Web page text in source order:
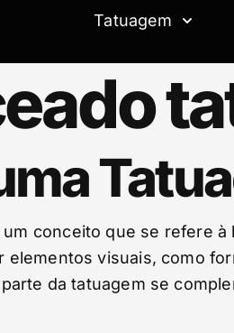
Tatuagem
conceito que se refere
elementos visuais, como
da tatuagem se